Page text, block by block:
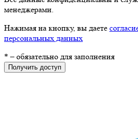
менеджерами.
Нажимая на кнопку, вы даете
персональных данных
* – обязательно для заполнения
Получить доступ